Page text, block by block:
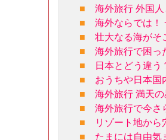
■
海外旅行 外国
■
海外ならでは！
■
壮大なる海がそ
■
海外旅行で困
■
日本とどう違
■
おうちや日本国
■
海外旅行 満天
■
海外旅行で今さ
■
リゾート地か
■
たまには自由気